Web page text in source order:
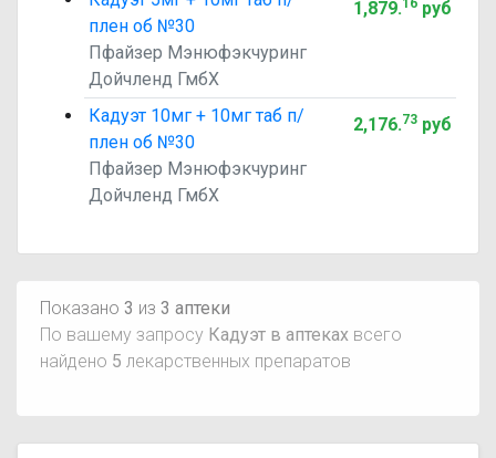
плен об №30
Пфайзер Мэнюфэкчуринг
Дойчленд ГмбХ
1,879.16руб
Кадуэт 10мг + 10мг таб п/
плен об №30
Пфайзер Мэнюфэкчуринг
Дойчленд ГмбХ
2,176.73руб
Показано 3 из 3 аптеки
По вашему запросу Кадуэт в аптеках всего
найдено 5 лекарственных препаратов